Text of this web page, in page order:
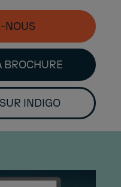
NOUS
BROCHURE
INDIGO